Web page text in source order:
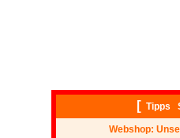
[ Tipps
Webshop: